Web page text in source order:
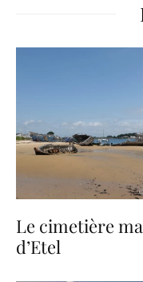
Le cimetière
d’Etel